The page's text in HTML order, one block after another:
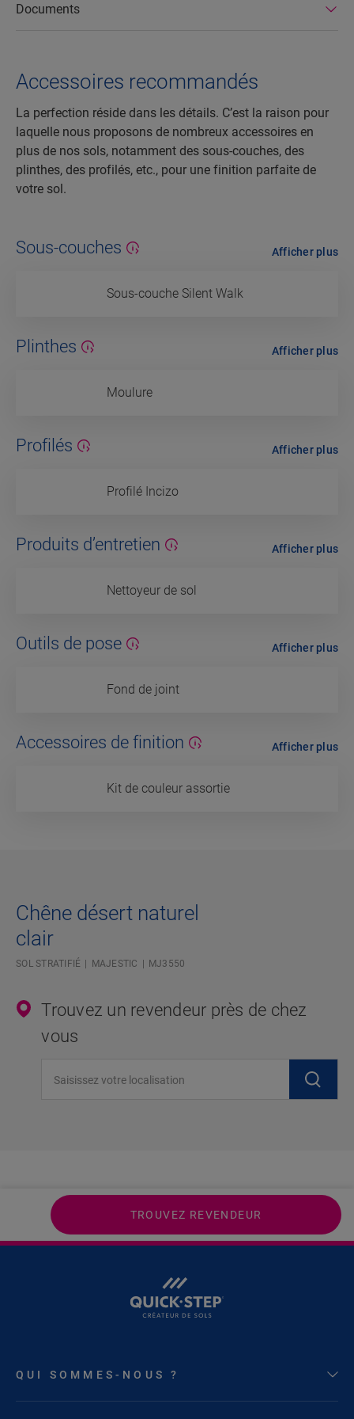
Documents
Accessoires recommandés
La perfection réside dans les détails. C’est la raison pour
laquelle nous proposons de nombreux accessoires en
plus de nos sols, notamment des sous-couches, des
plinthes, des profilés, etc., pour une finition parfaite de
votre sol.
Sous-couches
Sous-couche Silent Walk
Afficher plus
Plinthes
Moulure
Afficher plus
Profilés
Profilé Incizo
Afficher plus
Produits d’entretien
Nettoyeur de sol
Afficher plus
Outils de pose
Fond de joint
Afficher plus
Accessoires de finition
Kit de couleur assortie
Afficher plus
Chêne désert naturel
clair
SOL STRATIFIÉ MAJESTIC MJ3550
Trouvez un revendeur près de chez
vous
TROUVEZ REVENDEUR
QUI SOMMES-NOUS ?